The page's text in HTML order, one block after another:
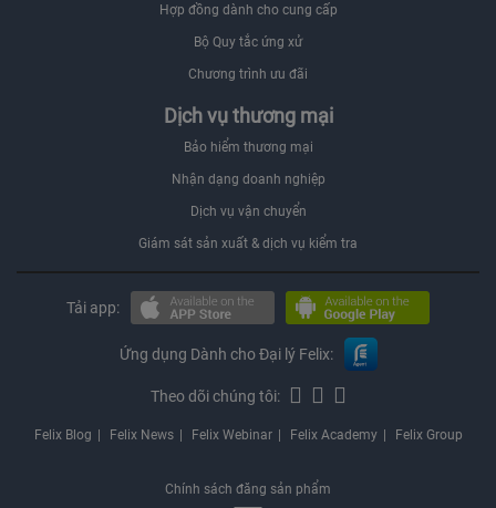
Hợp đồng dành cho cung cấp
Bộ Quy tắc ứng xử
Chương trình ưu đãi
Dịch vụ thương mại
Bảo hiểm thương mại
Nhận dạng doanh nghiệp
Dịch vụ vận chuyển
Giám sát sản xuất & dịch vụ kiểm tra
Tải app:
Ứng dụng Dành cho Đại lý Felix:
Theo dõi chúng tôi:
Felix Blog Felix News Felix Webinar Felix Academy Felix Group
Chính sách đăng sản phẩm